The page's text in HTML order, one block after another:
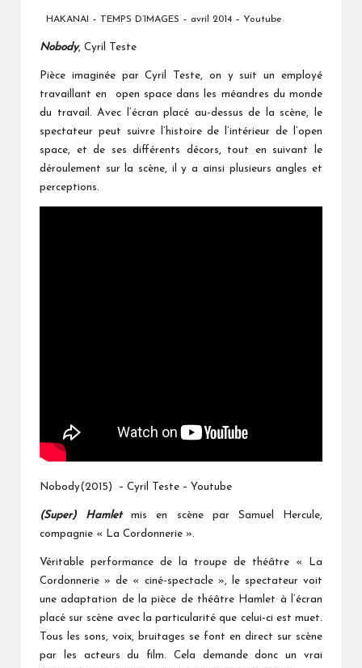
HAKANAI – TEMPS D’IMAGES – avril 2014 – Youtube
Nobody, Cyril Teste
Pièce imaginée par Cyril Teste, on y suit un employé
travaillant en open space dans les méandres du monde
du travail. Avec l’écran placé au-dessus de la scène, le
spectateur peut suivre l’histoire de l’intérieur de l’open
space, et de ses différents décors, tout en suivant le
déroulement sur la scène, il y a ainsi plusieurs angles et
perceptions.
Nobody(2015) – Cyril Teste – Youtube
(Super) Hamletmis en scène par Samuel Hercule,
compagnie « La Cordonnerie ».
Véritable performance de la troupe de théâtre « La
Cordonnerie » de « ciné-spectacle », le spectateur voit
une adaptation de la pièce de théâtre Hamlet à l’écran
placé sur scène avec la particularité que celui-ci est muet.
Tous les sons, voix, bruitages se font en direct sur scène
par les acteurs du film. Cela demande donc un vrai